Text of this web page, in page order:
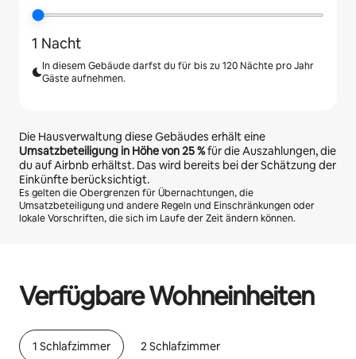
1 Nacht
In diesem Gebäude darfst du für bis zu 120 Nächte pro Jahr
Gäste aufnehmen.
Die Hausverwaltung diese Gebäudes erhält eine
Umsatzbeteiligung in Höhe von25 %für die Auszahlungen, die
du auf Airbnb erhältst. Das wird bereits bei der Schätzung der
Einkünfte berücksichtigt.
Es gelten die Obergrenzen für Übernachtungen, die
Umsatzbeteiligung und andere Regeln und Einschränkungen oder
lokale Vorschriften, die sich im Laufe der Zeit ändern können.
Verfügbare Wohneinheiten
1 Schlafzimmer 2 Schlafzimmer